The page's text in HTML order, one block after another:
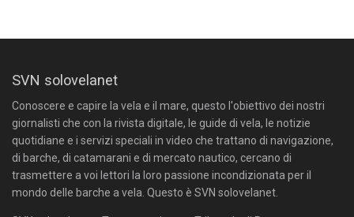
SVN solovelanet
Conoscere e capire la vela e il mare, questo l'obiettivo dei nostri
giornalisti che con la rivista digitale, le guide di vela, le notizie
quotidiane e i servizi speciali in video che trattano di navigazione,
di barche, di catamarani e di mercato nautico, cercano di
trasmettere a voi lettori la loro passione incondizionata per il
mondo delle barche a vela. Questo è SVN solovelanet.